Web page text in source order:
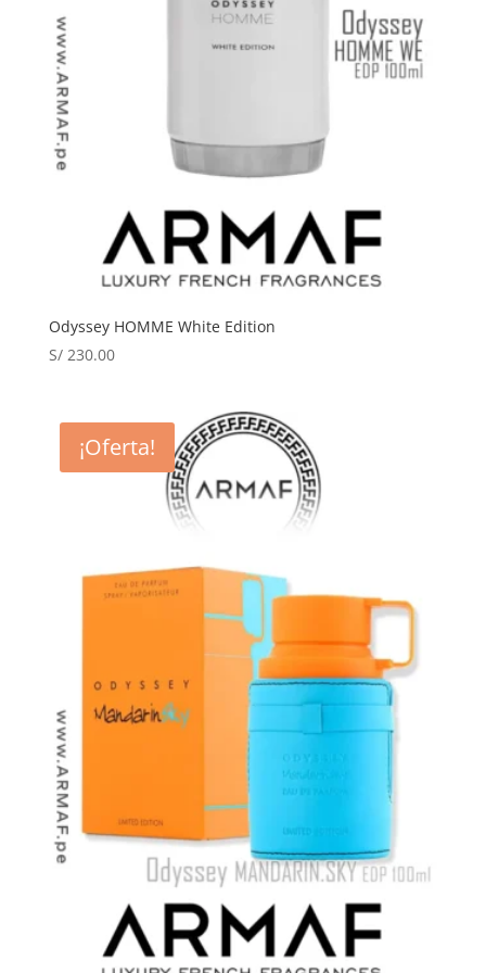
Odyssey HOMME White Edition
S/230.00
¡Oferta!